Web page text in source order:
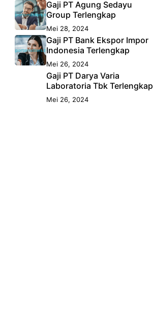
Gaji PT Agung Sedayu
Group Terlengkap
Mei 28, 2024
Gaji PT Bank Ekspor Impor
Indonesia Terlengkap
Mei 26, 2024
Gaji PT Darya Varia
Laboratoria Tbk Terlengkap
Mei 26, 2024